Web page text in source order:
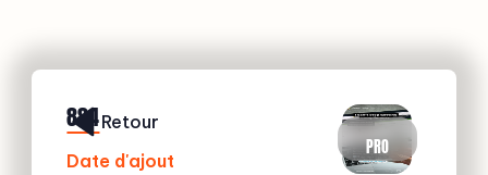
884
Date d'ajout
PRO
Retour